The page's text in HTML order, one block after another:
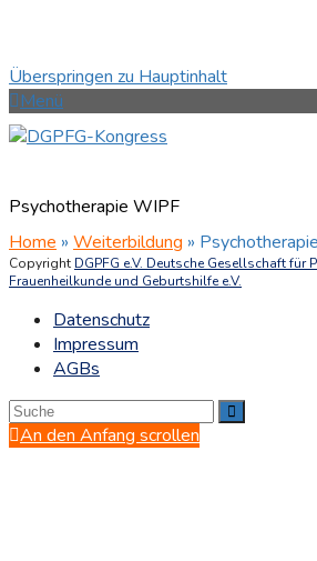
Überspringen zu Hauptinhalt
Menü
Psychotherapie WIPF
Home » Weiterbildung »
Copyright DGPFG e.V. Deutsche Gesellschaft für
Frauenheilkunde und Geburtshilfe e.V.
Datenschutz
Impressum
AGBs
An den Anfang scrollen